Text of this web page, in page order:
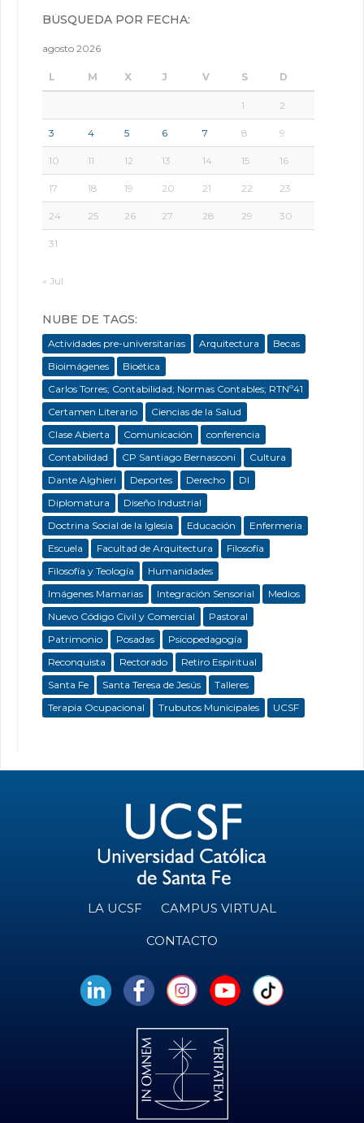
BÚSQUEDA POR FECHA:
agosto 2026
L M X J V S D
1 2
3 4 5 6 7 8 9
10 11 12 13 14 15 16
17 18 19 20 21 22 23
24 25 26 27 28 29 30
31
« Jul
NUBE DE TAGS:
Actividades pre-universitarias Arquitectura
Becas
Bioimágenes
Bioética
Carlos Torres; Contabilidad; Normas Contables; RTNº41
Certamen Literario
Ciencias de la Salud
Clase Abierta
Comunicación
conferencia
Contabilidad
CP Santiago Bernasconi
Cultura
Dante Alghieri
Deportes Derecho
DI
Diplomatura
Diseño Industrial
Doctrina Social de la Iglesia
Educación
Enfermeria
Escuela
Facultad de Arquitectura
Filosofía
Filosofía y Teología
Humanidades
Imágenes Mamarias
Integración Sensorial
Medios
Nuevo Código Civil y Comercial
Pastoral
Patrimonio
Posadas
Psicopedagogía
Reconquista
Rectorado
Retiro Espiritual
Santa Fe
Santa Teresa de Jesús
Talleres
Terapia Ocupacional
Trubutos Municipales UCSF
LA UCSF CAMPUS VIRTUAL
CONTACTO